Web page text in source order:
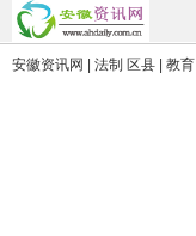
安徽资讯网 | 法制 区县 | 教